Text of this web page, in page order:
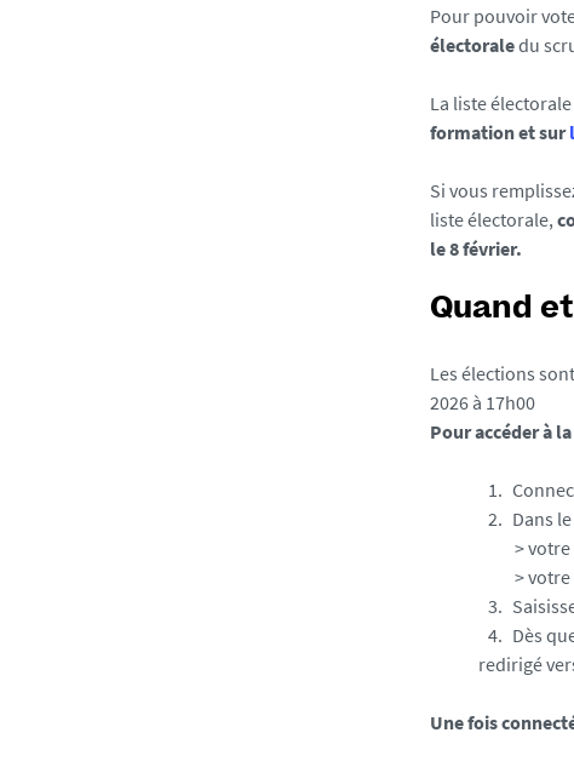
1
7
8
5
4
9
3
7
1
Pour pouvoir
électoraledu
La liste
formation et sur
Si vous
liste électorale,
le 8 février.
Quand
Les élections
2026 à 17h00
Pour accéder à
Dans
> votre
> votre
Dès
redirigé
Une fois